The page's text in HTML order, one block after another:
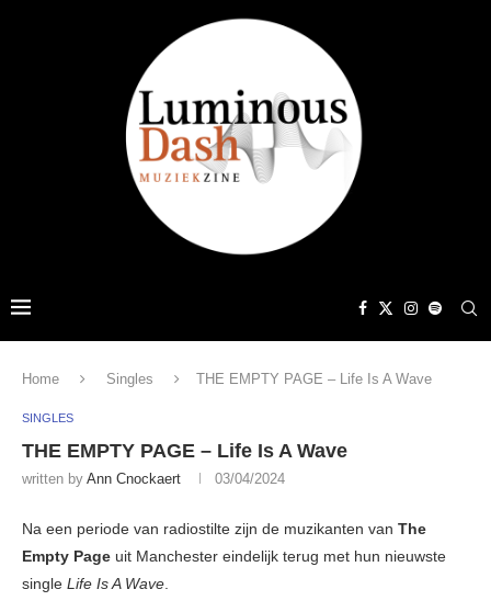
Home Singles THE EMPTY PAGE – Life Is A Wave
SINGLES
THE EMPTY PAGE – Life Is A Wave
written by Ann Cnockaert 03/04/2024
Na een periode van radiostilte zijn de muzikanten van The
Empty Page uit Manchester eindelijk terug met hun nieuwste
single Life Is A Wave.